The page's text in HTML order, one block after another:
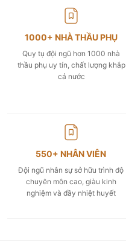
1000+ NHÀ THẦU PHỤ
Quy tụ đội ngũ hơn 1000 nhà
thầu phụ uy tín, chất lượng khắp
cả nước
550+ NHÂN VIÊN
Đội ngũ nhân sự sở hữu trình độ
chuyên môn cao, giàu kinh
nghiệm và đầy nhiệt huyết